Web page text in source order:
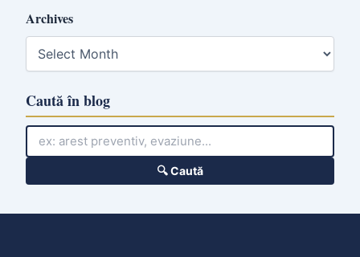
Archives
A
c
i
v
s
Caută în blog
🔍 Caută